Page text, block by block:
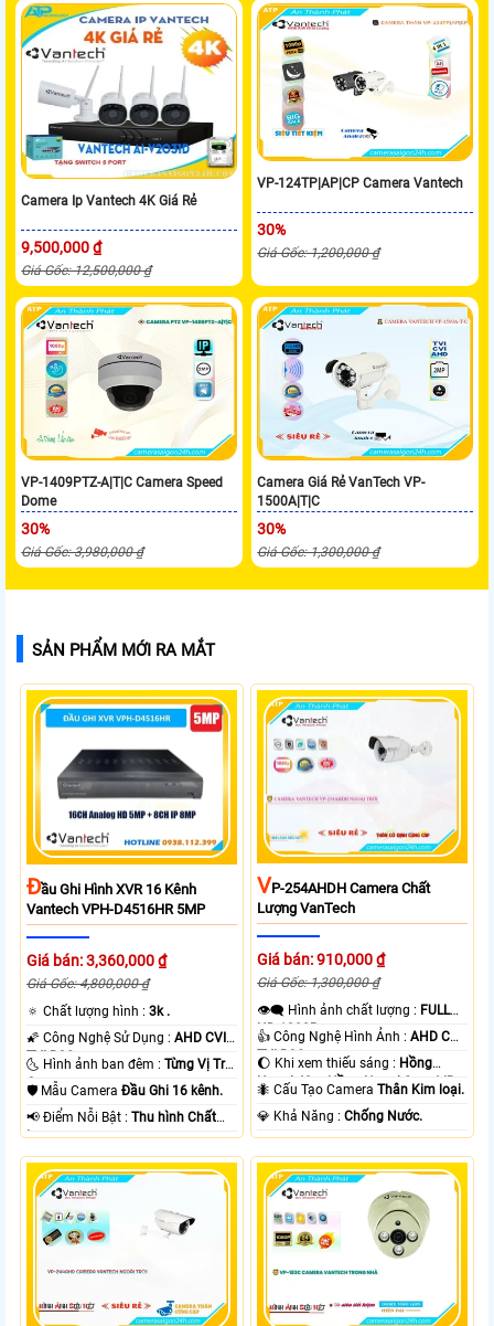
Camera Ip Vantech 4K Giá Rẻ
9,500,000 ₫
Giá Gốc: 12,500,000 ₫
VP-124TP|AP|CP Camera Vantech
30%
Giá Gốc: 1,200,000 ₫
VP-1409PTZ-A|T|C Camera Speed
Dome
30%
Giá Gốc: 3,980,000 ₫
Camera Giá Rẻ VanTech VP-
1500A|T|C
30%
Giá Gốc: 1,300,000 ₫
SẢN PHẨM MỚI RA MẮT
ĐẦu Ghi Hình XVR 16 Kênh
Vantech VPH-D4516HR 5MP
Giá bán: 3,360,000 ₫
Giá Gốc: 4,800,000 ₫
🔅 Chất lượng hình :3k .
🌠 Công Nghệ Sử Dụng :AHD CVI
TVI BCS.
🌜 Hình ảnh ban đêm :Từng Vị Trí
Camera .
🛡 Mẫu CameraĐầu Ghi 16 kênh.
️📢 Điểm Nỗi Bật :Thu hình Chất
Lượng.
VP-254AHDH Camera Chất
Lượng VanTech
Giá bán: 910,000 ₫
Giá Gốc: 1,300,000 ₫
👁️‍🗨 Hình ảnh chất lượng : FULL
HD 1080P .
👍 Công Nghệ Hình Ảnh :AHD CVI
TVI BCS.
🌔 Khi xem thiếu sáng : Hồng
Ngoại 40m Hồng Ngoại Smart IR.
🐜 Cấu Tạo CameraThân Kim loại.
️💎 Khả Năng :Chống Nước.